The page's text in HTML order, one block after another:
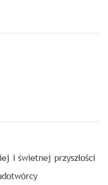
i świetnej przyszłości